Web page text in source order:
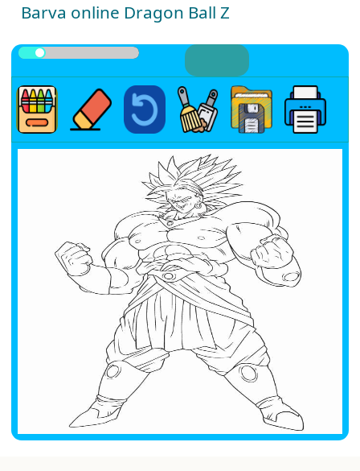
Barva online Dragon Ball Z